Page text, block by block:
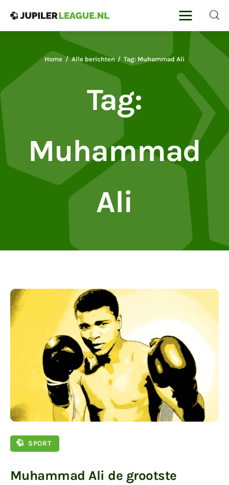
Tag:
Muhammad
Ali
Home Alle berichten Tag: Muhammad Ali
Jupilerleague
Voor de liefhebbers van voetbal en
Sportreizen
Voetbalwedden
SPORT
Muhammad Ali de grootste